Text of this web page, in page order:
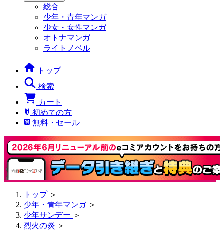
総合
少年・青年マンガ
少女・女性マンガ
オトナマンガ
ライトノベル
トップ
検索
カート
初めての方
無料・セール
トップ ＞
少年・青年マンガ ＞
少年サンデー ＞
烈火の炎 ＞